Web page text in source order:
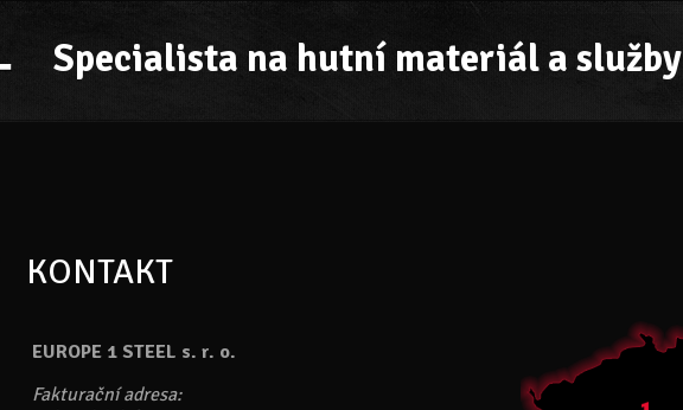
Specialista na hutní materiál a služby
KONTAKT
EUROPE 1 STEEL s. r. o.
Fakturační adresa: